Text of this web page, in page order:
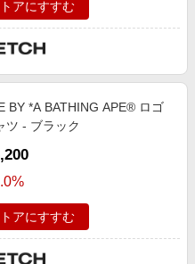
アにすすむ
BY *A BATHING APE® ロゴ
ツ - ブラック
アにすすむ